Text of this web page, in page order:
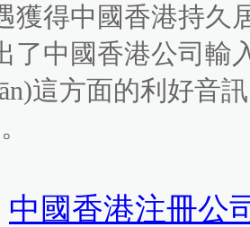
得中國香港持久居
了中國香港公司輸
這方面的利好
中國香港注冊公